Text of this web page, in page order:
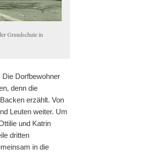
Grundschule in
Dorfbewohner
denn die
erzählt. Von
Leuten weiter. Um
und Katrin
dritten
in die